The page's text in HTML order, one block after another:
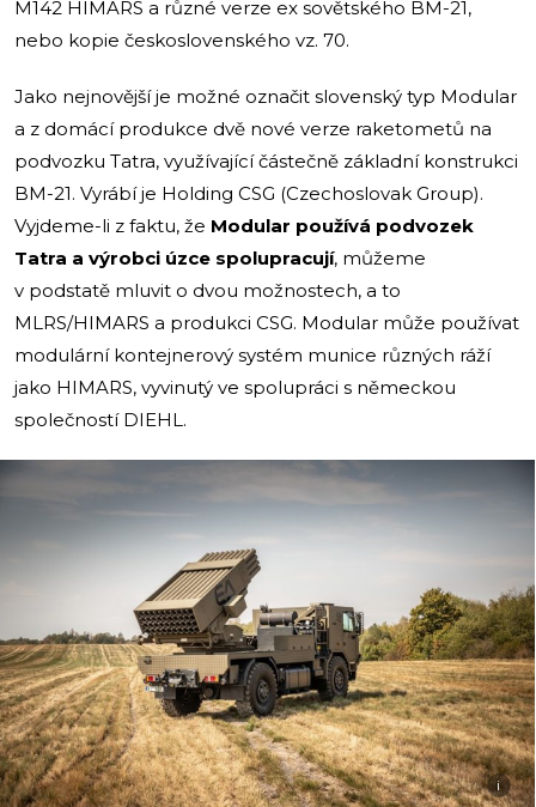
M142 HIMARS a různé verze ex sovětského BM-21,
nebo kopie československého vz. 70.
Jako nejnovější je možné označit slovenský typ Modular
a z domácí produkce dvě nové verze raketometů na
podvozku Tatra, využívající částečně základní konstrukci
BM-21. Vyrábí je Holding CSG (Czechoslovak Group).
Vyjdeme-li z faktu, že Modular používá podvozek
Tatra a výrobci úzce spolupracují, můžeme
v podstatě mluvit o dvou možnostech, a to
MLRS/HIMARS a produkci CSG. Modular může používat
modulární kontejnerový systém munice různých ráží
jako HIMARS, vyvinutý ve spolupráci s německou
společností DIEHL.
i